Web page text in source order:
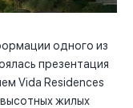
одного из
презентация
Vida Residences
жилых